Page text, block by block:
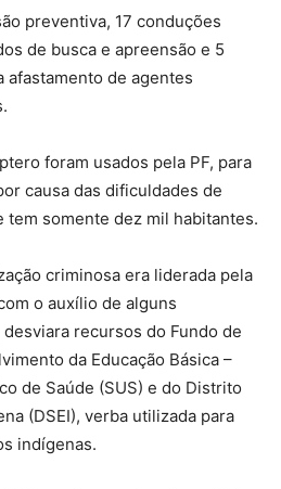
preventiva, 17 conduções
de busca e apreensão e 5
afastamento de agentes
foram usados pela PF, para
causa das dificuldades de
tem somente dez mil habitantes.
criminosa era liderada pela
o auxílio de alguns
recursos do Fundo de
da Educação Básica –
de Saúde (SUS) e do Distrito
(DSEI), verba utilizada para
indígenas.